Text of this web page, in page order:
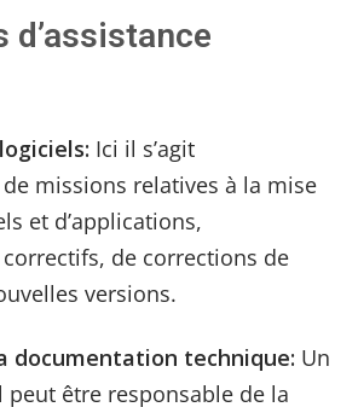
d’assistance
Ici il s’agit
missions relatives à la mise
et d’applications,
de corrections de
versions.
documentation technique: Un
être responsable de la